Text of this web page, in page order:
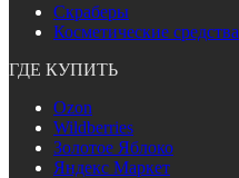
Скраберы
Косметические средства
ГДЕ КУПИТЬ
Ozon
Wildberries
Золотое Яблоко
Яндекс Маркет